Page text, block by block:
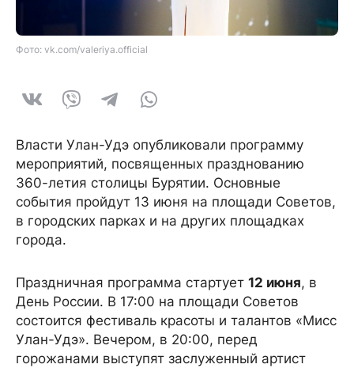
Фото: vk.com/valeriya.official
Власти Улан-Удэ опубликовали программу
мероприятий, посвященных празднованию
360-летия столицы Бурятии. Основные
события пройдут 13 июня на площади Советов,
в городских парках и на других площадках
города.
Праздничная программа стартует 12 июня, в
День России. В 17:00 на площади Советов
состоится фестиваль красоты и талантов «Мисс
Улан-Удэ». Вечером, в 20:00, перед
горожанами выступят заслуженный артист